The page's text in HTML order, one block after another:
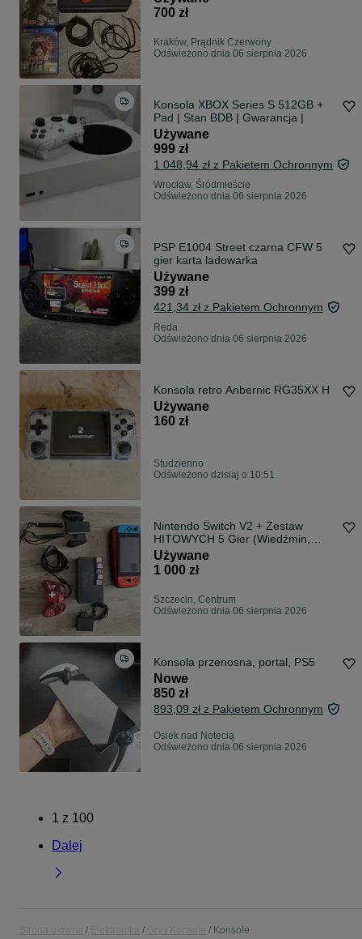
700 zł
Kraków, Prądnik Czerwony
Odświeżono dnia 06 sierpnia 2026
Konsola XBOX Series S 512GB +
Pad | Stan BDB | Gwarancja |
Używane
999 zł
1 048,94 zł z Pakietem Ochronnym
Wrocław, Śródmieście
Odświeżono dnia 06 sierpnia 2026
PSP E1004 Street czarna CFW 5
gier karta ladowarka
Używane
399 zł
421,34 zł z Pakietem Ochronnym
Reda
Odświeżono dnia 06 sierpnia 2026
Konsola retro Anbernic RG35XX H
Używane
160 zł
Studzienno
Odświeżono dzisiaj o 10:51
Nintendo Switch V2 + Zestaw
HITOWYCH 5 Gier (Wiedźmin,
Pokemon, FC24) + Pad Mario +
Etui
Używane
1 000 zł
Szczecin, Centrum
Odświeżono dnia 06 sierpnia 2026
Konsola przenosna, portal, PS5
Nowe
850 zł
893,09 zł z Pakietem Ochronnym
Osiek nad Notecią
Odświeżono dnia 06 sierpnia 2026
1 z 100
Dalej
Konsole